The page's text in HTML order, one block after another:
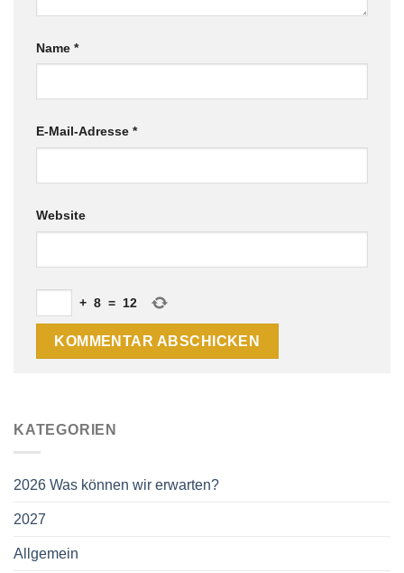
KATEGORIEN
2026 Was können wir erwarten?
2027
Allgemein
Name *
E-Mail-Adresse *
Website
+ 8 = 12